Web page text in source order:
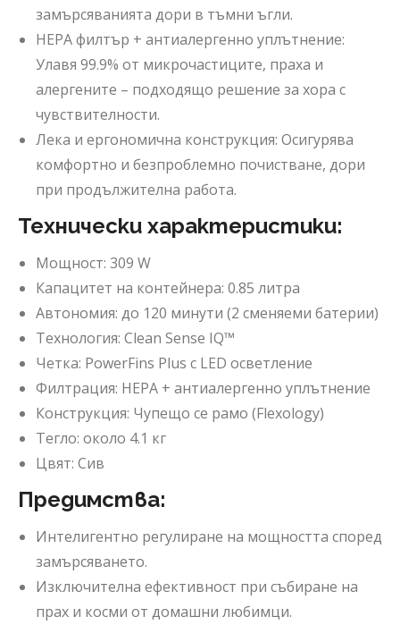
замърсяванията дори в тъмни ъгли.
HEPA филтър + антиалергенно уплътнение:
Улавя 99.9% от микрочастиците, праха и
алергените – подходящо решение за хора с
чувствителности.
Лека и ергономична конструкция: Осигурява
комфортно и безпроблемно почистване, дори
при продължителна работа.
Технически характеристики:
Мощност: 309 W
Капацитет на контейнера: 0.85 литра
Автономия: до 120 минути (2 сменяеми батерии)
Технология: Clean Sense IQ™
Четка: PowerFins Plus с LED осветление
Филтрация: HEPA + антиалергенно уплътнение
Конструкция: Чупещо се рамо (Flexology)
Тегло: около 4.1 кг
Цвят: Сив
Предимства:
Интелигентно регулиране на мощността според
замърсяването.
Изключителна ефективност при събиране на
прах и косми от домашни любимци.